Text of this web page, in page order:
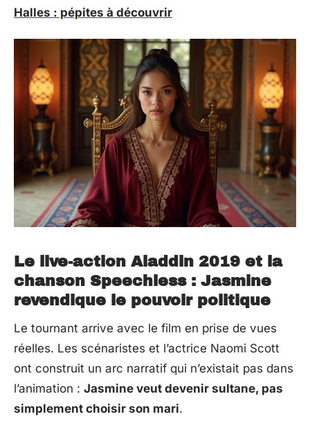
Halles : pépites à découvrir
Le live-action Aladdin 2019 et la
chanson Speechless : Jasmine
revendique le pouvoir politique
Le tournant arrive avec le film en prise de vues
réelles. Les scénaristes et l’actrice Naomi Scott
ont construit un arc narratif qui n’existait pas dans
l’animation : Jasmine veut devenir sultane, pas
simplement choisir son mari.